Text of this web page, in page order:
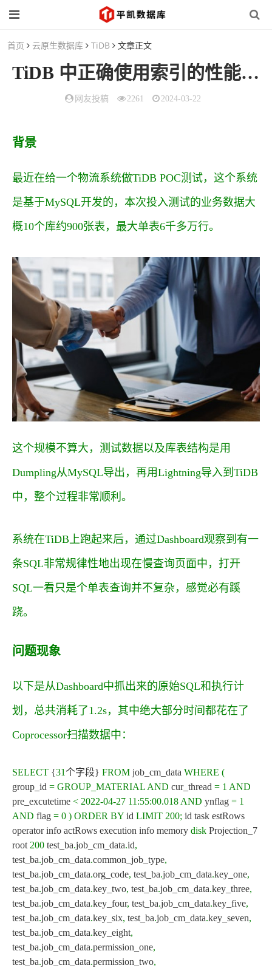
首页 云原生数据库 TiDB 文章正文
TiDB 中正确使用索引的性能提升案例
网友投稿 2261 2024-03-22
背景
最近在给一个物流系统做TiDB POC测试，这个系统
是基于MySQL开发的，本次投入测试的业务数据大
概10个库约900张表，最大单表6千多万行。
这个规模不算大，测试数据以及库表结构是用
Dumpling从MySQL导出，再用Lightning导入到TiDB
中，整个过程非常顺利。
系统在TiDB上跑起来后，通过Dashboard观察到有一
条SQL非常规律性地出现在慢查询页面中，打开
SQL一看只是个单表查询并不复杂，感觉必有蹊
跷。
问题现象
以下是从Dashboard中抓出来的原始SQL和执行计
划，总共消耗了1.2s，其中绝大部分时间都花在了
Coprocessor扫描数据中：
SELECT {31个字段} FROM job_cm_data WHERE (
group_id = GROUP_MATERIAL AND cur_thread = 1 AND
pre_excutetime < 2022-04-27 11:55:00.018 AND ynflag = 1
AND flag = 0 ) ORDER BY id LIMIT 200; id task estRows
operator info actRows execution info memory disk Projection_7
root 200 test_ba.job_cm_data.id,
test_ba.job_cm_data.common_job_type,
test_ba.job_cm_data.org_code, test_ba.job_cm_data.key_one,
test_ba.job_cm_data.key_two, test_ba.job_cm_data.key_three,
test_ba.job_cm_data.key_four, test_ba.job_cm_data.key_five,
test_ba.job_cm_data.key_six, test_ba.job_cm_data.key_seven,
test_ba.job_cm_data.key_eight,
test_ba.job_cm_data.permission_one,
test_ba.job_cm_data.permission_two,